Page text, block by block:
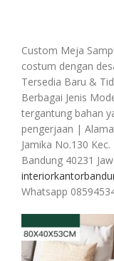
Custom Meja
costum dengan
Tersedia Baru &
Berbagai Jenis
tergantung bahan
pengerjaan |
Jamika No.130
Bandung 40231
Whatsapp